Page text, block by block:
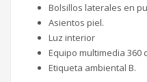
Bolsillos laterales en
Asientos piel.
Luz interior
Equipo multimedia
Etiqueta ambiental B.